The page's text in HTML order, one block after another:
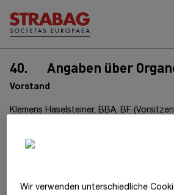
Weitere Berichte
40. Angaben über
Vorstand
Klemens Haselsteiner, BBA, BF
Dipl.-Ing. Stefan Kratochwill
Mag. Christian Harder
Wir verwenden unterschiedliche